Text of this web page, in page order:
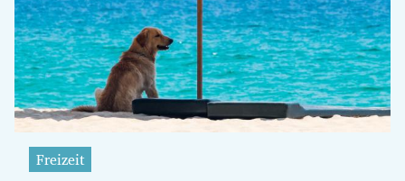
Untermenü
Untermenü
Untermenü
Untermenü
Freizeit